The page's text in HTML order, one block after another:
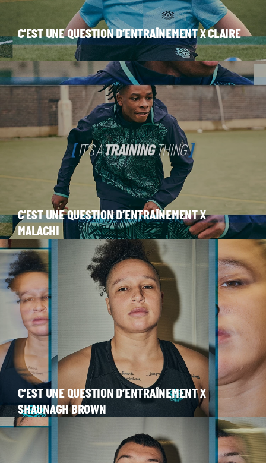
C’EST UNE QUESTION D’ENTRAÎNEMENT X CLAIRE
C’EST UNE QUESTION D’ENTRAÎNEMENT X
MALACHI
C’EST UNE QUESTION D’ENTRAÎNEMENT X
SHAUNAGH BROWN